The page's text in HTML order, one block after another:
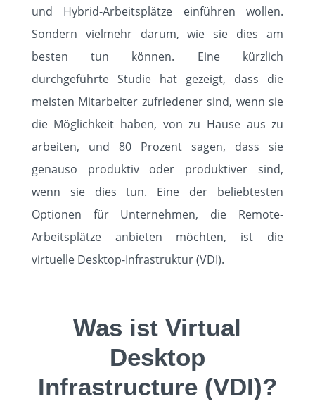
HOME
SOLUTIONS
ABOUT
KUNDEN
EVENTS
und Hybrid-Arbeitsplätze einführen wollen.
Sondern vielmehr darum, wie sie dies am
besten tun können. Eine kürzlich
durchgeführte Studie hat gezeigt, dass die
meisten Mitarbeiter zufriedener sind, wenn sie
die Möglichkeit haben, von zu Hause aus zu
arbeiten, und 80 Prozent sagen, dass sie
genauso produktiv oder produktiver sind,
wenn sie dies tun. Eine der beliebtesten
Optionen für Unternehmen, die Remote-
Arbeitsplätze anbieten möchten, ist die
virtuelle Desktop-Infrastruktur (VDI).
Was ist Virtual
Desktop
Infrastructure (VDI)?